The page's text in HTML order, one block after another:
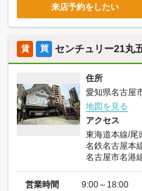
来店予約をしたい
賃 買 センチュリー21丸
住所
愛知県名古屋
地図を見る
アクセス
東海道本線/尾
名鉄名古屋本
名古屋市名港
営業時間 9:00～18:00